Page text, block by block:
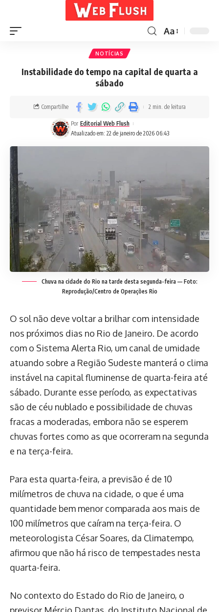
Aa
NOTÍCIAS
Instabilidade do tempo na capital de quarta a
sábado
Atualizado em: 22 de janeiro de 2026 06:43
Por Editorial Web Flush
Compartilhe 2 min. de leitura
Chuva na cidade do Rio na tarde desta segunda-feira — Foto:
Reprodução/Centro de Operações Rio
O sol não deve voltar a brilhar com intensidade
nos próximos dias no Rio de Janeiro. De acordo
com o Sistema Alerta Rio, um canal de umidade
atuando sobre a Região Sudeste manterá o clima
instável na capital fluminense de quarta-feira até
sábado. Durante esse período, as expectativas
são de céu nublado e possibilidade de chuvas
fracas a moderadas, embora não se esperem
chuvas fortes como as que ocorreram na segunda
e na terça-feira.
Para esta quarta-feira, a previsão é de 10
milímetros de chuva na cidade, o que é uma
quantidade bem menor comparada aos mais de
100 milímetros que caíram na terça-feira. O
meteorologista César Soares, da Climatempo,
afirmou que não há risco de tempestades nesta
quarta-feira.
No contexto do Estado do Rio de Janeiro, o